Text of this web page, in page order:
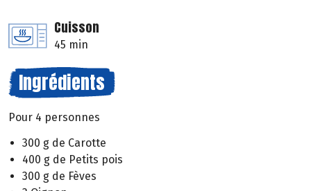
Cuisson
45 min
Ingrédients
Pour 4 personnes
300 g de Carotte
400 g de Petits pois
300 g de Fèves